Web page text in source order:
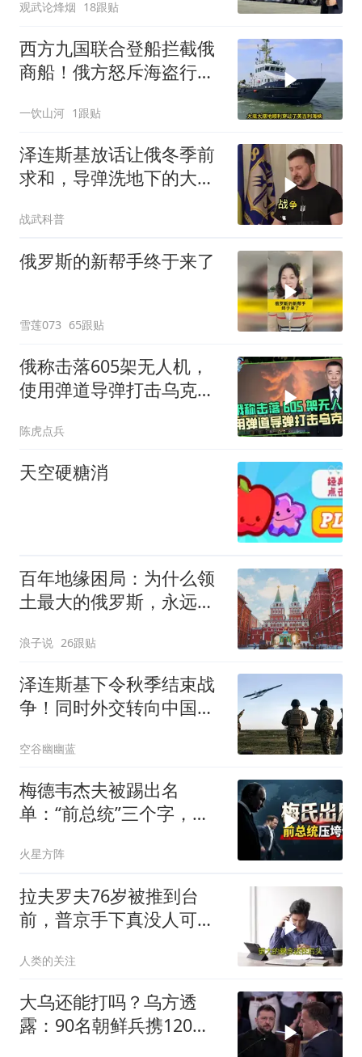
观武论烽烟 18跟贴
西方九国联合登船拦截俄
商船！俄方怒斥海盗行
难道只能认栽？
一饮山河 1跟贴
泽连斯基放话让俄冬季前
求和，导弹洗地下的大饼
战武科普
俄罗斯的新帮手终于来了
雪莲073 65跟贴
俄称击落605架无人机，
使用弹道导弹打击乌克兰
陈虎点兵
天空硬糖消
百年地缘困局：为什么领
土最大的俄罗斯，永远没
浪子说 26跟贴
泽连斯基下令秋季结束战
争！同时外交转向中国，
空谷幽幽蓝
梅德韦杰夫被踢出名
单：“前总统”三个字，既
火星方阵
拉夫罗夫76岁被推到台
前，普京手下真没人可用
人类的关注
大乌还能打吗？乌方透
露：90名朝鲜兵携120枚